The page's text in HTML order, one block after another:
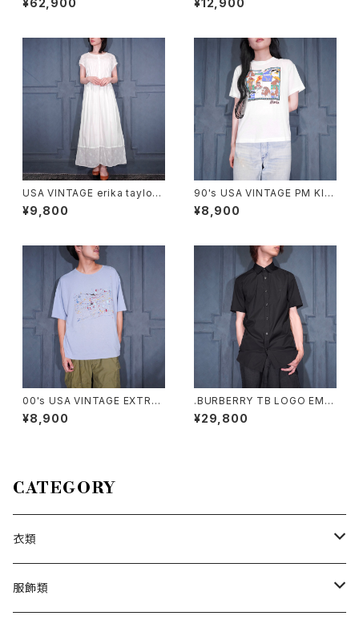
ERNED SHOULDER BAG MA
ッグ 2000000040233
¥62,900
ONE PIECE/アメリカ古着キル
¥12,900
USA VINTAGE erika taylor
LACE DESIGN NIGHTY DRE
SS COTTON ONE PIECE/ア
¥9,800
90's USA VINTAGE PM KID
S Alaska PRINT DESIGN MI
NI T SHIRT/90年代アメリカ古
¥8,900
00's USA VINTAGE EXTRA
Elements PAINT DESIGN T
SHIRT/00年代アメリカ古着ペ
¥8,900
.BURBERRY TB LOGO EMB
ROIDERY DESIGN HALF SL
EEVE SHIRT/バーバリーTBロ
¥29,800
CATEGORY
衣類
トップス
服飾類